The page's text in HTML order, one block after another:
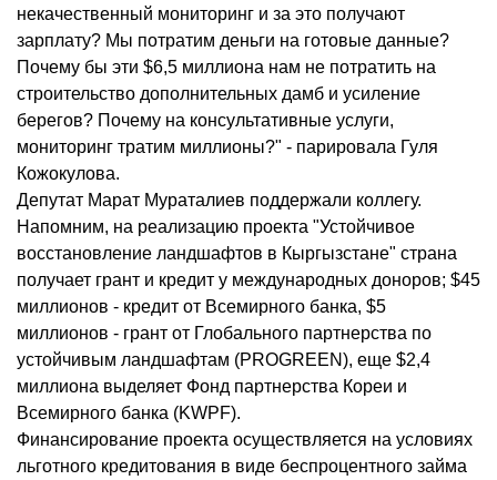
некачественный мониторинг и за это получают
зарплату? Мы потратим деньги на готовые данные?
Почему бы эти $6,5 миллиона нам не потратить на
строительство дополнительных дамб и усиление
берегов? Почему на консультативные услуги,
мониторинг тратим миллионы?" - парировала Гуля
Кожокулова.
Депутат Марат Мураталиев поддержали коллегу.
Напомним, на реализацию проекта "Устойчивое
восстановление ландшафтов в Кыргызстане" страна
получает грант и кредит у международных доноров; $45
миллионов - кредит от Всемирного банка, $5
миллионов - грант от Глобального партнерства по
устойчивым ландшафтам (PROGREEN), еще $2,4
миллиона выделяет Фонд партнерства Кореи и
Всемирного банка (KWPF).
Финансирование проекта осуществляется на условиях
льготного кредитования в виде беспроцентного займа